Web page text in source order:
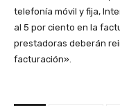
telefonía móvil y fija,
al 5 por ciento en la
prestadoras deberán
facturación».